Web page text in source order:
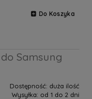
Do Koszyka
Samsung
Dostępność: duża ilość
Wysyłka: od 1 do 2 dni